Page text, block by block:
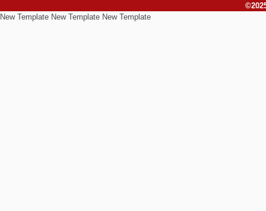
New Template New Template New Template